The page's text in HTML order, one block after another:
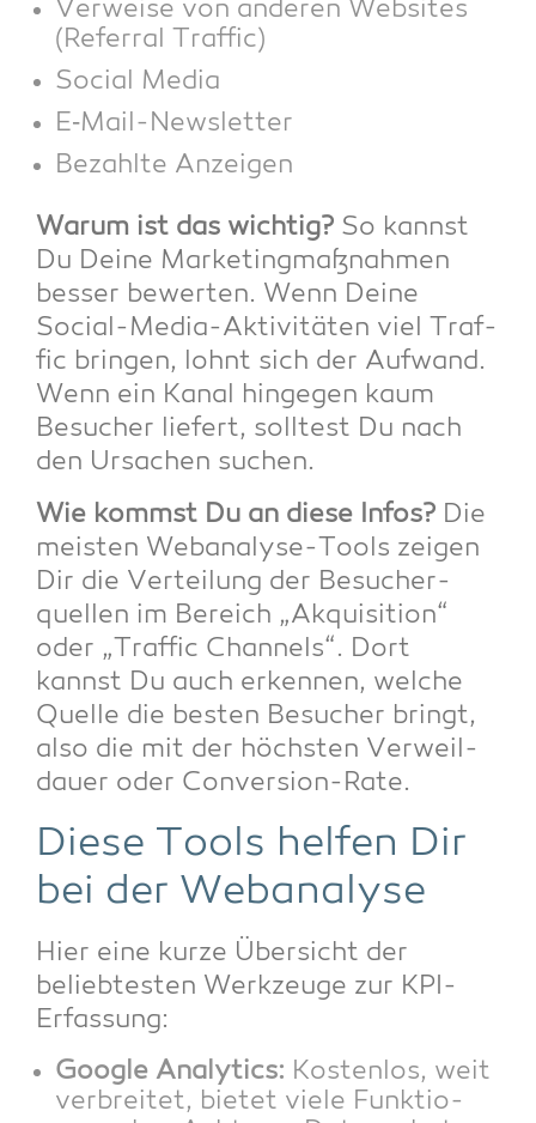
Ver­wei­se von ande­ren Web­sites
(Refer­ral Traffic)
Social Media
E‑Mail-News­let­ter
Bezahl­te Anzeigen
War­um ist das wich­tig? So kannst
Du Dei­ne Mar­ke­ting­maß­nah­men
bes­ser bewer­ten. Wenn Dei­ne
Social-Media-Akti­vi­tä­ten viel Traf­
fic brin­gen, lohnt sich der Auf­wand.
Wenn ein Kanal hin­ge­gen kaum
Besu­cher lie­fert, soll­test Du nach
den Ursa­chen suchen.
Wie kommst Du an die­se Infos? Die
meis­ten Web­ana­ly­se-Tools zei­gen
Dir die Ver­tei­lung der Besu­cher­
quel­len im Bereich „Akqui­si­ti­on“
oder „Traf­fic Chan­nels“. Dort
kannst Du auch erken­nen, wel­che
Quel­le die bes­ten Besu­cher bringt,
also die mit der höchs­ten Ver­weil­
dau­er oder Conversion-Rate.
Die­se Tools hel­fen Dir
bei der Webanalyse
Hier eine kur­ze Über­sicht der
belieb­tes­ten Werk­zeu­ge zur KPI-
Erfassung:
Goog­le Ana­ly­tics: Kos­ten­los, weit
ver­brei­tet, bie­tet vie­le Funk­tio­